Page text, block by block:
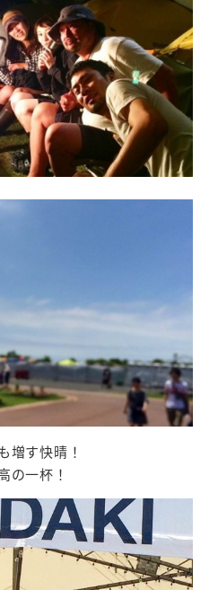
増す快晴！
の一杯！